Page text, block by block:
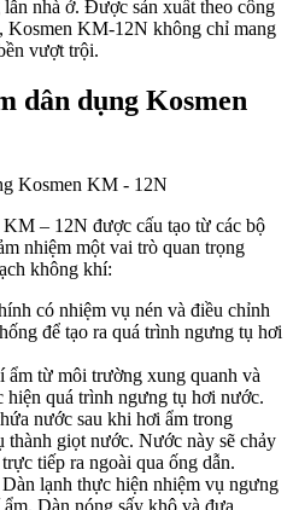
nhà ở. Được sản xuất theo công
Kosmen KM-12N không chỉ mang
vượt trội.
dân dụng Kosmen
– 12N được cấu tạo từ các bộ
nhiệm một vai trò quan trọng
không khí:
có nhiệm vụ nén và điều chỉnh
để tạo ra quá trình ngưng tụ hơi
ẩm từ môi trường xung quanh và
hiện quá trình ngưng tụ hơi nước.
nước sau khi hơi ẩm trong
giọt nước. Nước này sẽ chảy
tiếp ra ngoài qua ống dẫn.
Dàn lạnh thực hiện nhiệm vụ ngưng